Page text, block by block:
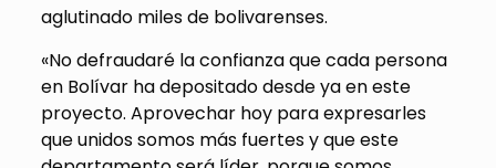
aglutinado miles de bolivarenses.
«No defraudaré la confianza que cada persona
en Bolívar ha depositado desde ya en este
proyecto. Aprovechar hoy para expresarles
que unidos somos más fuertes y que este